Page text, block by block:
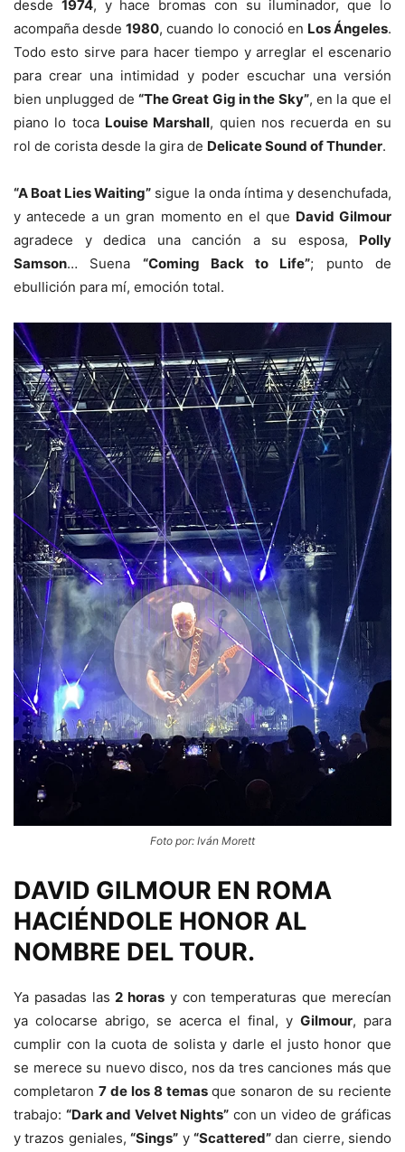
desde 1974, y hace bromas con su iluminador, que lo
acompaña desde1980, cuando lo conoció en Los Ángeles.
Todo esto sirve para hacer tiempo y arreglar el escenario
para crear una intimidad y poder escuchar una versión
bien unplugged de “The Great Gig in the Sky”, en la que el
piano lo toca Louise Marshall, quien nos recuerda en su
rol de corista desde la gira de Delicate Sound of Thunder.
“A Boat Lies Waiting” sigue la onda íntima y desenchufada,
y antecede a un gran momento en el que David Gilmour
agradece y dedica una canción a su esposa, Polly
Samson… Suena “Coming Back to Life”; punto de
ebullición para mí, emoción total.
Foto por: Iván Morett
DAVID GILMOUR EN ROMA
HACIÉNDOLE HONOR AL
NOMBRE DEL TOUR.
Ya pasadas las2 horas y con temperaturas que merecían
ya colocarse abrigo, se acerca el final, y Gilmour, para
cumplir con la cuota de solista y darle el justo honor que
se merece su nuevo disco, nos da tres canciones más que
completaron 7 de los 8 temasque sonaron de su reciente
trabajo: “Dark and Velvet Nights” con un video de gráficas
y trazos geniales,“Sings” y “Scattered”dan cierre, siendo